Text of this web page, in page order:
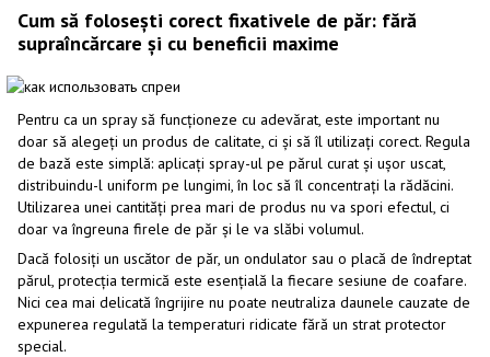
Cum să folosești corect fixativele de păr: fără
supraîncărcare și cu beneficii maxime
Pentru ca un spray să funcționeze cu adevărat, este important nu
doar să alegeți un produs de calitate, ci și să îl utilizați corect. Regula
de bază este simplă: aplicați spray-ul pe părul curat și ușor uscat,
distribuindu-l uniform pe lungimi, în loc să îl concentrați la rădăcini.
Utilizarea unei cantități prea mari de produs nu va spori efectul, ci
doar va îngreuna firele de păr și le va slăbi volumul.
Dacă folosiți un uscător de păr, un ondulator sau o placă de îndreptat
părul, protecția termică este esențială la fiecare sesiune de coafare.
Nici cea mai delicată îngrijire nu poate neutraliza daunele cauzate de
expunerea regulată la temperaturi ridicate fără un strat protector
special.